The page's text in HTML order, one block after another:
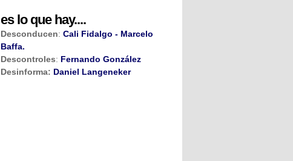
es lo que hay....
Desconducen: Cali Fidalgo - Marcelo
Baffa.
Descontroles: Fernando González
Desinforma: Daniel Langeneker